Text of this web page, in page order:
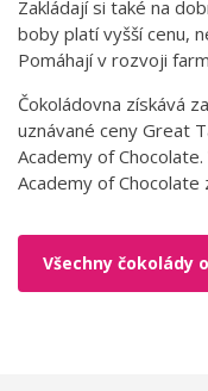
Zakládají si také na
boby platí vyšší cenu,
Pomáhají v rozvoji
Čokoládovna získává
uznávané ceny Great
Academy of
Academy of Chocolate
Všechny čokolády